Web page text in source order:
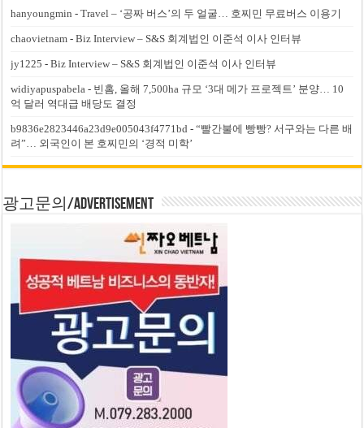
hanyoungmin -Travel – ‘공짜 버스’의 두 얼굴… 호찌민 무료버스 이용기
chaovietnam -Biz Interview – S&S 회계법인 이준석 이사 인터뷰
jy1225 -Biz Interview – S&S 회계법인 이준석 이사 인터뷰
widiyapuspabela - 빈홈, 올해 7,500ha 규모 ‘3대 메가 프로젝트’ 분양… 10
억 달러 역대급 배당도 결정
b9836e2823446a23d9e005043f4771bd -“빨간불에 빵빵? 서구와는 다른 배
려”… 외국인이 본 호찌민의 ‘경적 미학’
광고문의/Advertisement